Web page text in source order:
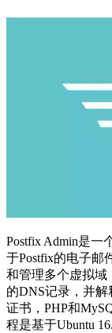
Postfix Admin是一
于Postfix的电子邮
和管理多个虚拟域
的DNS记录，并解
证书，PHP和
程是基于Ubuntu